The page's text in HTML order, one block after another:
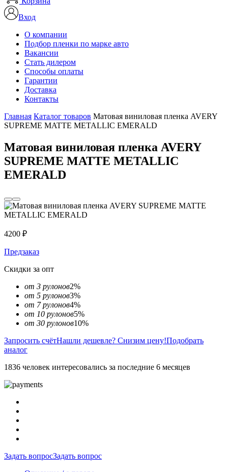
Вход
О компании
Подбор пленки по марке авто
Вакансии
Стать дилером
Способы оплаты
Гарантии
Доставка
Контакты
Главная Каталог товаров Матовая виниловая пленка AVERY
SUPREME MATTE METALLIC EMERALD
Матовая виниловая пленка AVERY
SUPREME MATTE METALLIC
EMERALD
4200 ₽
Предзаказ
Скидки за опт
от 3 рулонов2%
от 5 рулонов3%
от 7 рулонов4%
от 10 рулонов5%
от 30 рулонов10%
Запросить счётНашли дешевле? Снизим цену!Подобрать
аналог
1836 человек интересовались за последние 6 месяцев
Задать вопросЗадать вопрос